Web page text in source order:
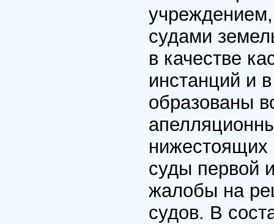
судами
в качестве
инстанций и
образованы
суды первой
жалобы на
судов. В